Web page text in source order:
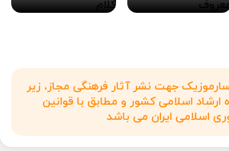
جهت نشر آثار فرهنگی مجاز، زیر
ارشاد اسلامی کشور و مطابق با قوانین
اسلامی ایران می باشد